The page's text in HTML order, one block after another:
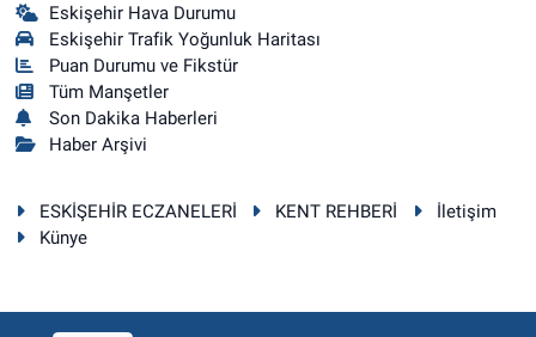
Eskişehir Hava Durumu
Eskişehir Trafik Yoğunluk Haritası
Puan Durumu ve Fikstür
Tüm Manşetler
Son Dakika Haberleri
Haber Arşivi
ESKİŞEHİR ECZANELERİ KENT REHBERİ
İletişim
Künye